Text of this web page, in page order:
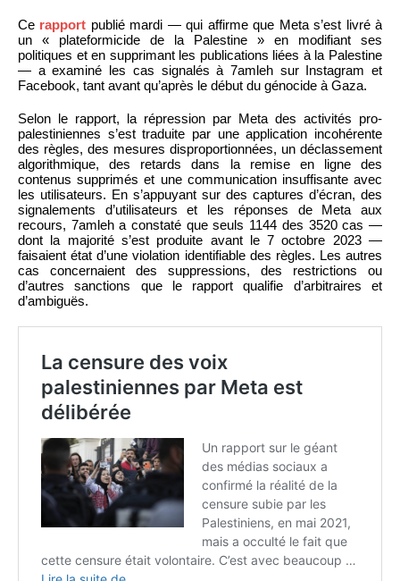
Ce rapport publié mardi — qui affirme que Meta s’est livré à
un « plateformicide de la Palestine » en modifiant ses
politiques et en supprimant les publications liées à la Palestine
— a examiné les cas signalés à 7amleh sur Instagram et
Facebook, tant avant qu’après le début du génocide à Gaza.
Selon le rapport, la répression par Meta des activités pro-
palestiniennes s’est traduite par une application incohérente
des règles, des mesures disproportionnées, un déclassement
algorithmique, des retards dans la remise en ligne des
contenus supprimés et une communication insuffisante avec
les utilisateurs. En s’appuyant sur des captures d’écran, des
signalements d’utilisateurs et les réponses de Meta aux
recours, 7amleh a constaté que seuls 1144 des 3520 cas —
dont la majorité s’est produite avant le 7 octobre 2023 —
faisaient état d’une violation identifiable des règles. Les autres
cas concernaient des suppressions, des restrictions ou
d’autres sanctions que le rapport qualifie d’arbitraires et
d’ambiguës.